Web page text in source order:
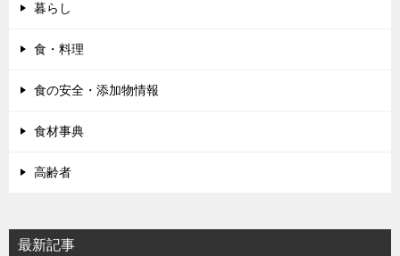
暮らし
食・料理
食の安全・添加物情報
食材事典
高齢者
最新記事